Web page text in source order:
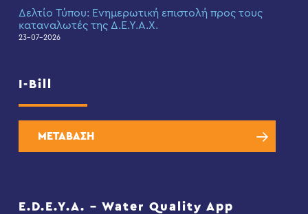
Δελτίο Τύπου: Eνημερωτική επιστολή προς τους
καταναλωτές της Δ.Ε.Υ.Α.Χ.
23-07-2026
I-Bill
ΜΕΤΑΒΑΣΗ
E.D.E.Y.A. – Water Quality App